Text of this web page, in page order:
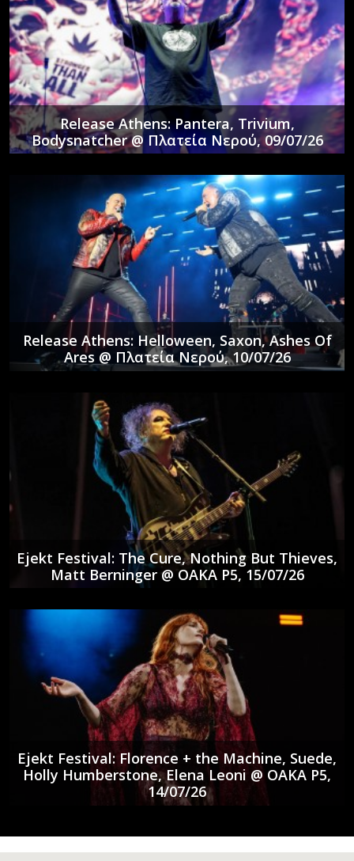
Release Athens: Pantera, Trivium,
Bodysnatcher @ Πλατεία Νερού, 09/07/26
Release Athens: Helloween, Saxon, Ashes Of
Ares @ Πλατεία Νερού, 10/07/26
Ejekt Festival: The Cure, Nothing But Thieves,
Matt Berninger @ ΟΑΚΑ P5, 15/07/26
Ejekt Festival: Florence + the Machine, Suede,
Holly Humberstone, Elena Leoni @ ΟΑΚΑ P5,
14/07/26